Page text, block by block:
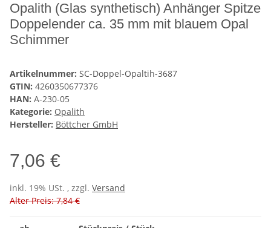
Opalith (Glas synthetisch) Anhänger Spitze
Doppelender ca. 35 mm mit blauem Opal
Schimmer
Artikelnummer: SC-Doppel-Opaltih-3687
GTIN: 4260350677376
HAN: A-230-05
Kategorie: Opalith
Hersteller: Böttcher GmbH
7,06 €
inkl. 19% USt. , zzgl. Versand
Alter Preis: 7,84 €